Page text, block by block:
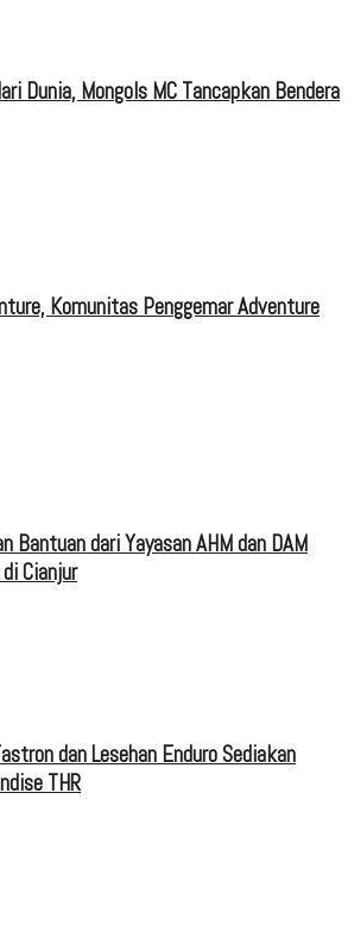
Dunia, Mongols MC Tancapkan Bendera
Komunitas Penggemar Adventure
Bantuan dari Yayasan AHM dan DAM
Cianjur
dan Lesehan Enduro Sediakan
THR